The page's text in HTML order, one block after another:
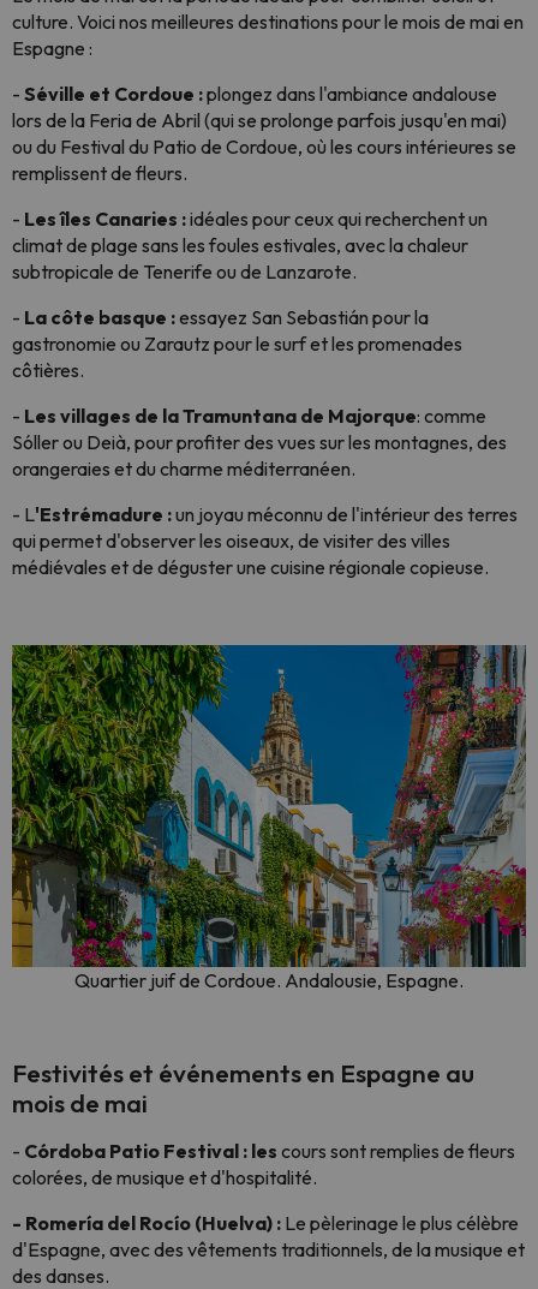
culture. Voici nos meilleures destinations pour le mois de mai en
Espagne :
- Séville et Cordoue :plongez dans l'ambiance andalouse
lors de la Feria de Abril (qui se prolonge parfois jusqu'en mai)
ou du Festival du Patio de Cordoue, où les cours intérieures se
remplissent de fleurs.
- Les îles Canaries :idéales pour ceux qui recherchent un
climat de plage sans les foules estivales, avec la chaleur
subtropicale de Tenerife ou de Lanzarote.
- La côte basque :essayez San Sebastián pour la
gastronomie ou Zarautz pour le surf et les promenades
côtières.
- Les villages de la Tramuntana de Majorque: comme
Sóller ou Deià, pour profiter des vues sur les montagnes, des
orangeraies et du charme méditerranéen.
- L'Estrémadure :un joyau méconnu de l'intérieur des terres
qui permet d'observer les oiseaux, de visiter des villes
médiévales et de déguster une cuisine régionale copieuse.
Quartier juif de Cordoue. Andalousie, Espagne.
Festivités et événements en Espagne au
mois de mai
- Córdoba Patio Festival : les cours sont remplies de fleurs
colorées, de musique et d'hospitalité.
- Romería del Rocío (Huelva) : Le pèlerinage le plus célèbre
d'Espagne, avec des vêtements traditionnels, de la musique et
des danses.